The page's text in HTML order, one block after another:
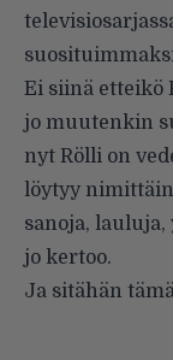
Ei siinä etteikö
jo muutenkin
nyt Rölli on
löytyy
sanoja,
jo kertoo.
Ja sitähän